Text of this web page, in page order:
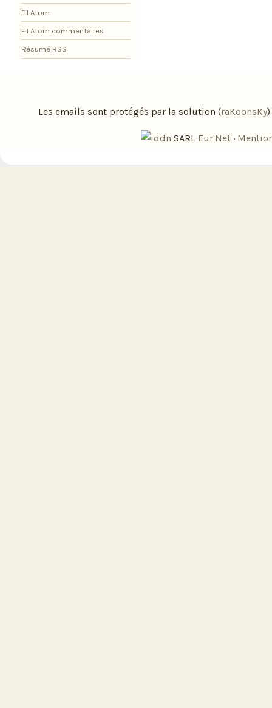
Fil Atom
Fil Atom commentaires
Résumé RSS
Les emails sont protégés par la solution (raKoonsKy)
SARL Eur'Net ·